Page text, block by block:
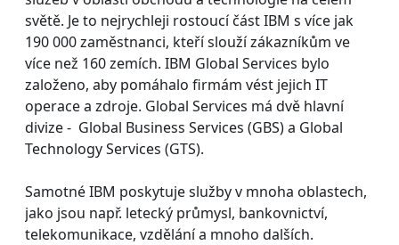
světě. Je to nejrychleji rostoucí část IBM s více jak
190 000 zaměstnanci, kteří slouží zákazníkům ve
více než 160 zemích. IBM Global Services bylo
založeno, aby pomáhalo firmám vést jejich IT
operace a zdroje. Global Services má dvě hlavní
divize - Global Business Services (GBS) a Global
Technology Services (GTS).
Samotné IBM poskytuje služby v mnoha oblastech,
jako jsou např. letecký průmysl, bankovnictví,
telekomunikace, vzdělání a mnoho dalších.